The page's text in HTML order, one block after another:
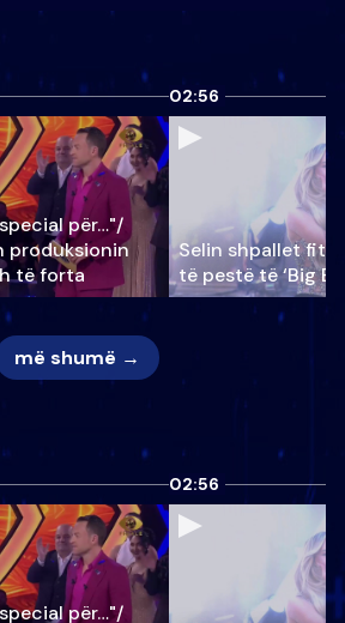
për…"/
produksionin
të forta
02:56
Selin shpallet
të pestë të ‘Big
më shumë →
për…"/
02:56